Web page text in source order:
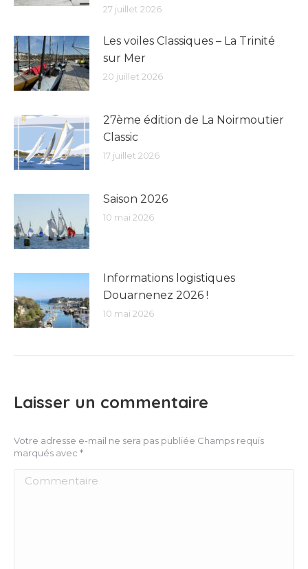
27 juillet 2026
Les voiles Classiques – La Trinité
sur Mer
20 juillet 2026
27ème édition de La Noirmoutier
Classic
17 juillet 2026
Saison 2026
10 mai 2026
Informations logistiques
Douarnenez 2026 !
10 mai 2026
Laisser un commentaire
Votre adresse e-mail ne sera pas publiée Champs requis
marqués avec *
Commentaire